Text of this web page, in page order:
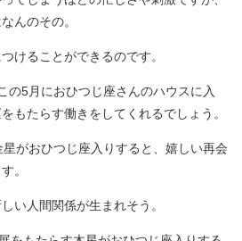
んのその。
けることができるのです。
の5月におひつじ座さんのハウスに入
もたらす働きをしてくれるでしょう。
がおひつじ座入りすると、嬉しい再会
。
い人間関係が生まれそう。